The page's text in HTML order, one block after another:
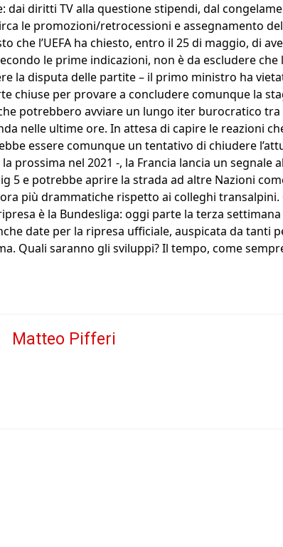
dai diritti TV alla questione stipendi, dal
le promozioni/retrocessioni e assegnamento
che l’UEFA ha chiesto, entro il 25 di maggio, di
le prime indicazioni, non è da escludere
la disputa delle partite – il primo ministro ha
chiuse per provare a concludere comunque la
potrebbero avviare un lungo iter burocratico
nelle ultime ore. In attesa di capire le reazioni
essere comunque un tentativo di chiudere
prossima nel 2021 -, la Francia lancia un segnale
5 e potrebbe aprire la strada ad altre Nazioni
più drammatiche rispetto ai colleghi transalpini.
è la Bundesliga: oggi parte la terza
date per la ripresa ufficiale, auspicata da tanti
Quali saranno gli sviluppi? Il tempo, come
Matteo Pifferi